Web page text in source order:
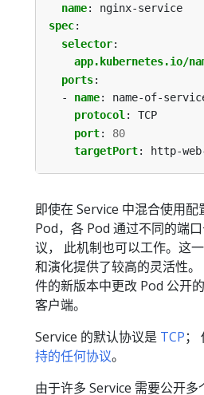
name:
nginx-service
spec:
selector:
app.kubernetes.io/
ports:
- name:
name-of-
protocol:
TCP
port:
80
targetPort: http-
即使在 Service 中混合使用
Pod，各 Pod 通过不同的端
议， 此机制也可以工作。这
和演化提供了较高的灵活性
件的新版本中更改 Pod 公开
客户端。
Service 的默认协议是 TCP；
持的任何协议。
由于许多 Service 需要公开多